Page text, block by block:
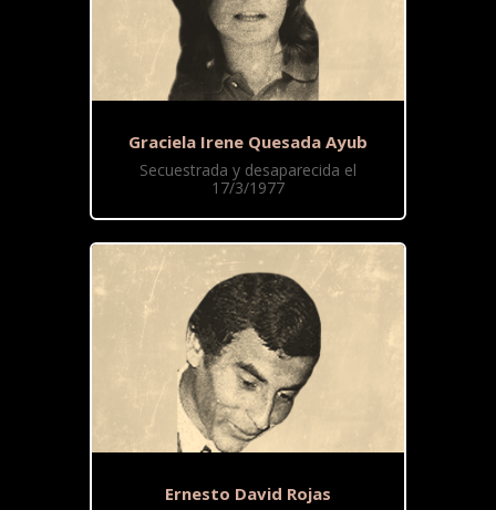
Graciela Irene Quesada Ayub
Secuestrada y desaparecida el
17/3/1977
Ernesto David Rojas